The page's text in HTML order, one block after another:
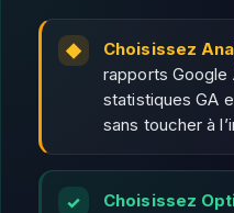
Choisissez
rapports Google
statistiques GA
sans toucher à
Choisissez